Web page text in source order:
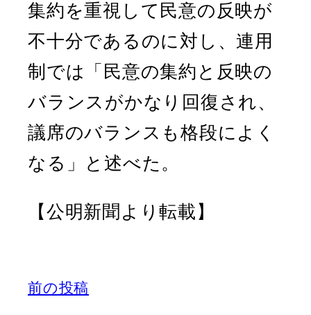
集約を重視して民意の反映が
不十分であるのに対し、連用
制では「民意の集約と反映の
バランスがかなり回復され、
議席のバランスも格段によく
なる」と述べた。
【公明新聞より転載】
前の投稿